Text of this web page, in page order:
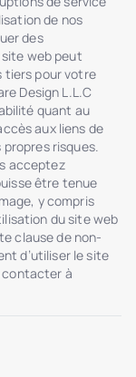
de nos
des
web peut
tiers pour votre
Design L.L.C
quant au
aux liens de
risques.
acceptez
être tenue
y compris
du site web
clause de non-
d’utiliser le site
contacter à